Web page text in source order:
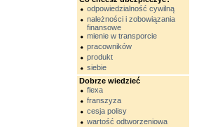
odpowiedzialność cywilną
należności i zobowiązania
finansowe
mienie w transporcie
pracowników
produkt
siebie
Dobrze wiedzieć
flexa
franszyza
cesja polisy
wartość odtworzeniowa